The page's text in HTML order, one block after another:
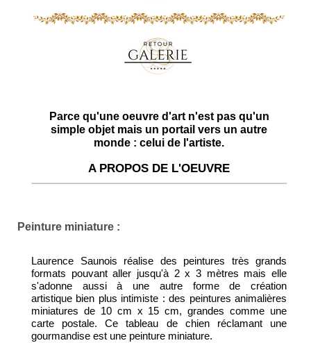
Parce qu'une oeuvre d'art n'est pas qu'un
simple objet mais un portail vers un autre
monde : celui de l'artiste.
A PROPOS DE L'OEUVRE
Peinture miniature :
Laurence Saunois réalise des peintures très grands
formats pouvant aller jusqu'à 2 x 3 mètres mais elle
s'adonne aussi à une autre forme de création
artistique bien plus intimiste : des peintures animalières
miniatures de 10 cm x 15 cm, grandes comme une
carte postale. Ce tableau de chien réclamant une
gourmandise est une peinture miniature.